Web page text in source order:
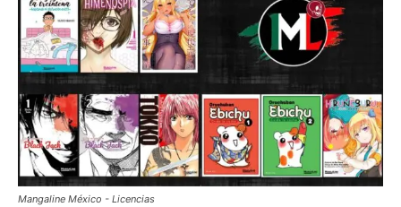
Mangaline México - Licencias